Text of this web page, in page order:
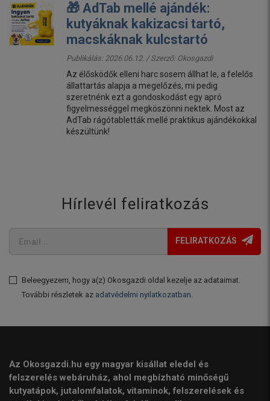
🎁 AdTab mellé ajándék:
kutyáknak kakizacsi tartó,
macskáknak kulcstartó
Publikálás: 2026.06.12. / Szerző: Okosgazdi
Az élősködők elleni harc sosem állhat le, a felelős
állattartás alapja a megelőzés, mi pedig
szeretnénk ezt a gondoskodást egy apró
figyelmességgel megköszönni nektek. Most az
AdTab rágótabletták mellé praktikus ajándékokkal
készültünk!
Hírlevél feliratkozás
FELIRATKOZÁS
Beleegyezem, hogy a(z) Okosgazdi oldal kezelje az adataimat.
További részletek az adatvédelmi nyilatkozatban.
Az Okosgazdi.hu egy magyar kisállat eledel és
felszerelés webáruház, ahol megbízható minőségű
kutyatápok, jutalomfalatok, vitaminok, felszerelések és